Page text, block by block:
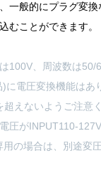
一般的にプラグ変
むことができます。
100V、周波数は50/
電圧変換機能はあ
えないようご注意く
圧がINPUT110-
の場合は、別途変